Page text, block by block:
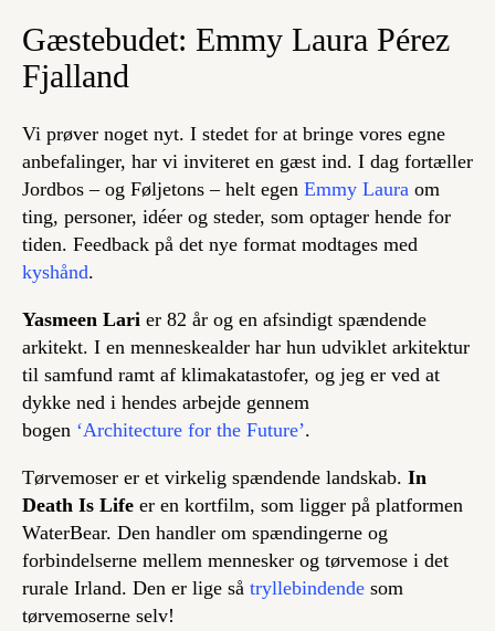
Gæstebudet: Emmy Laura Pérez
Fjalland
Vi prøver noget nyt. I stedet for at bringe vores egne
anbefalinger, har vi inviteret en gæst ind. I dag fortæller
Jordbos – og Føljetons – helt egen Emmy Laura om
ting, personer, idéer og steder, som optager hende for
tiden. Feedback på det nye format modtages med
kyshånd.
Yasmeen Lari er 82 år og en afsindigt spændende
arkitekt. I en menneskealder har hun udviklet arkitektur
til samfund ramt af klimakatastofer, og jeg er ved at
dykke ned i hendes arbejde gennem
bogen ‘Architecture for the Future’.
Tørvemoser er et virkelig spændende landskab. In
Death Is Life er en kortfilm, som ligger på platformen
WaterBear. Den handler om spændingerne og
forbindelserne mellem mennesker og tørvemose i det
rurale Irland. Den er lige så tryllebindende som
tørvemoserne selv!